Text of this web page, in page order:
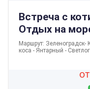
Встреча с котиками
Отдых на море
ночей/10
Маршрут: Зеленоградск-
коса - Янтарный -